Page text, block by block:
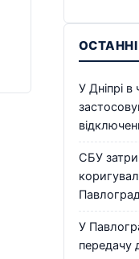
У Дніпрі в
СБУ
У
передачу